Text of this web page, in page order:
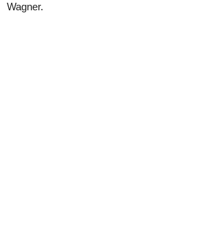
Wagner.